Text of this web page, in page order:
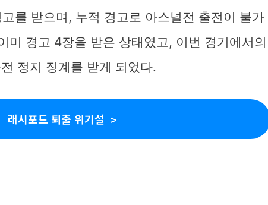
를 받으며, 누적 경고로 아스널전 출전이 불가
미 경고 4장을 받은 상태였고, 이번 경기에서의
정지 징계를 받게 되었다.
래시포드 퇴출 위기설